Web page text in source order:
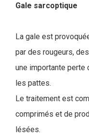
Gale sarcoptique
La gale est
par des rougeurs,
une importante perte
les pattes.
Le traitement est
comprimés et de
lésées.